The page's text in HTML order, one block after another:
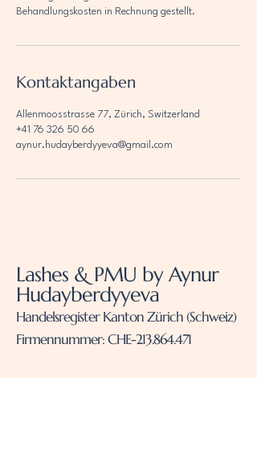
Behandlungskosten in Rechnung gestellt.
Kontaktangaben
Allenmoosstrasse 77, Zürich, Switzerland
+41 76 326 50 66
aynur.hudayberdyyeva@gmail.com
Lashes & PMU by Aynur
Hudayberdyyeva
Handelsregister Kanton Zürich (Schweiz)
Firmennummer: CHE-213.864.471